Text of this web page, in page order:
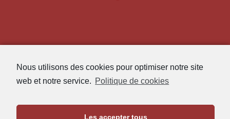
Nous utilisons des cookies pour optimiser notre site
web et notre service. Politique de cookies
Les accepter tous
Politique de cookies (UE)